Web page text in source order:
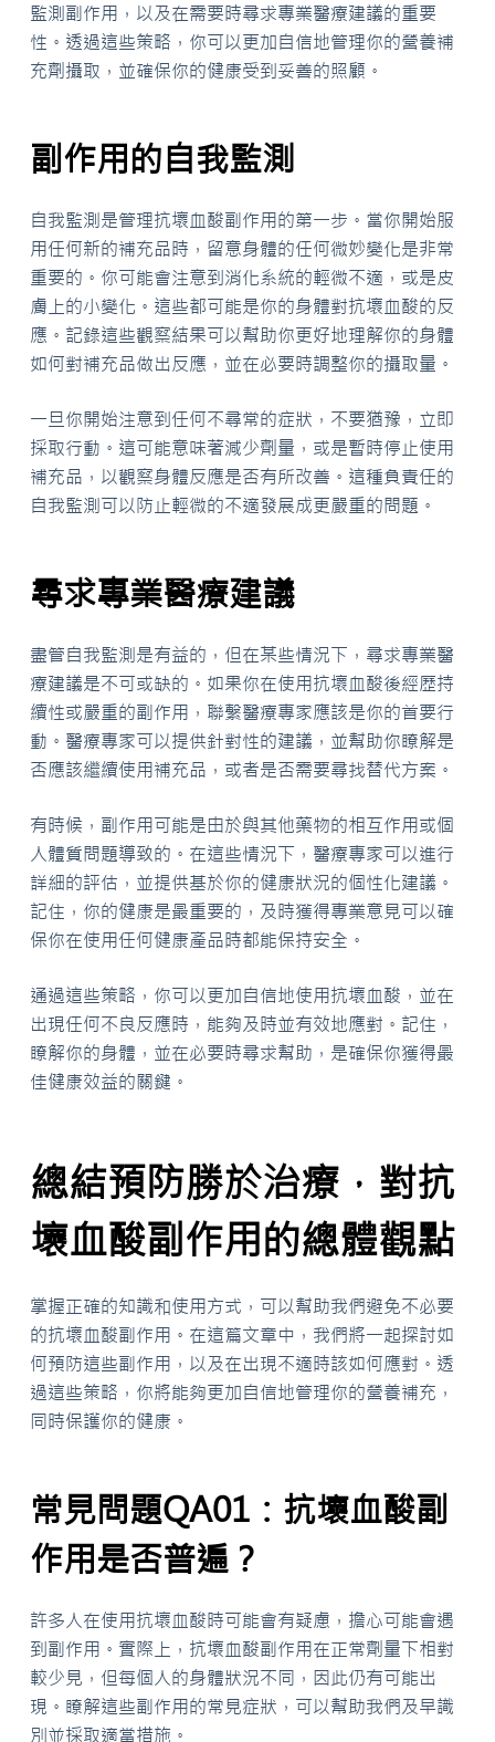
監測副作用，以及在需要時尋求專業醫療建議的重要
性。透過這些策略，你可以更加自信地管理你的營養補
充劑攝取，並確保你的健康受到妥善的照顧。
副作用的自我監測
自我監測是管理抗壞血酸副作用的第一步。當你開始服
用任何新的補充品時，留意身體的任何微妙變化是非常
重要的。你可能會注意到消化系統的輕微不適，或是皮
膚上的小變化。這些都可能是你的身體對抗壞血酸的反
應。記錄這些觀察結果可以幫助你更好地理解你的身體
如何對補充品做出反應，並在必要時調整你的攝取量。
一旦你開始注意到任何不尋常的症狀，不要猶豫，立即
採取行動。這可能意味著減少劑量，或是暫時停止使用
補充品，以觀察身體反應是否有所改善。這種負責任的
自我監測可以防止輕微的不適發展成更嚴重的問題。
尋求專業醫療建議
盡管自我監測是有益的，但在某些情況下，尋求專業醫
療建議是不可或缺的。如果你在使用抗壞血酸後經歷持
續性或嚴重的副作用，聯繫醫療專家應該是你的首要行
動。醫療專家可以提供針對性的建議，並幫助你瞭解是
否應該繼續使用補充品，或者是否需要尋找替代方案。
有時候，副作用可能是由於與其他藥物的相互作用或個
人體質問題導致的。在這些情況下，醫療專家可以進行
詳細的評估，並提供基於你的健康狀況的個性化建議。
記住，你的健康是最重要的，及時獲得專業意見可以確
保你在使用任何健康產品時都能保持安全。
通過這些策略，你可以更加自信地使用抗壞血酸，並在
出現任何不良反應時，能夠及時並有效地應對。記住，
瞭解你的身體，並在必要時尋求幫助，是確保你獲得最
佳健康效益的關鍵。
總結預防勝於治療，對抗
壞血酸副作用的總體觀點
掌握正確的知識和使用方式，可以幫助我們避免不必要
的抗壞血酸副作用。在這篇文章中，我們將一起探討如
何預防這些副作用，以及在出現不適時該如何應對。透
過這些策略，你將能夠更加自信地管理你的營養補充，
同時保護你的健康。
常見問題QA01：抗壞血酸副
作用是否普遍？
許多人在使用抗壞血酸時可能會有疑慮，擔心可能會遇
到副作用。實際上，抗壞血酸副作用在正常劑量下相對
較少見，但每個人的身體狀況不同，因此仍有可能出
現。瞭解這些副作用的常見症狀，可以幫助我們及早識
別並採取適當措施。